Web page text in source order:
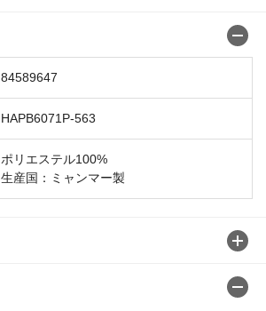
84589647
HAPB6071P-563
ポリエステル100%
生産国：ミャンマー製